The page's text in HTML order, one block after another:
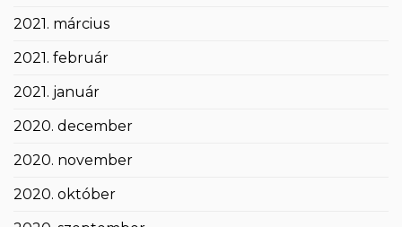
2021. március
2021. február
2021. január
2020. december
2020. november
2020. október